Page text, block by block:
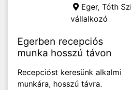
Eger, Tóth
vállalkozó
Egerben recepciós
munka hosszú távon
Recepcióst keresünk alkalmi
munkára, hosszú távra.